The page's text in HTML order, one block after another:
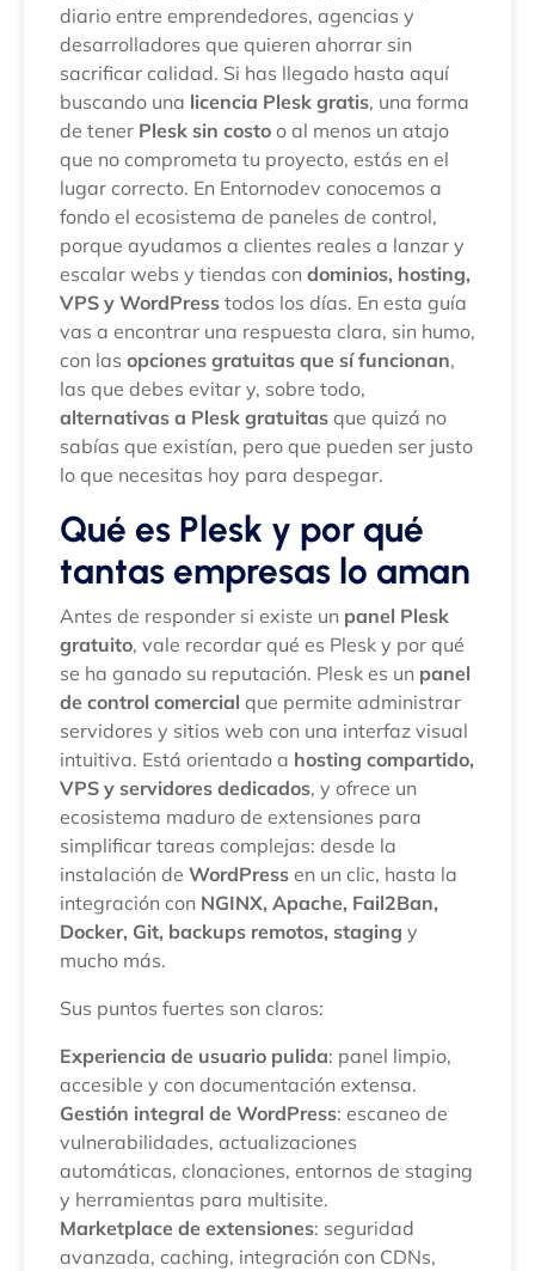
diario entre emprendedores, agencias y
desarrolladores que quieren ahorrar sin
sacrificar calidad. Si has llegado hasta aquí
buscando una licencia Plesk gratis, una forma
de tener Plesk sin costo o al menos un atajo
que no comprometa tu proyecto, estás en el
lugar correcto. En Entornodev conocemos a
fondo el ecosistema de paneles de control,
porque ayudamos a clientes reales a lanzar y
escalar webs y tiendas con dominios, hosting,
VPS y WordPress todos los días. En esta guía
vas a encontrar una respuesta clara, sin humo,
con las opciones gratuitas que sí funcionan,
las que debes evitar y, sobre todo,
alternativas a Plesk gratuitas que quizá no
sabías que existían, pero que pueden ser justo
lo que necesitas hoy para despegar.
Qué es Plesk y por qué
tantas empresas lo aman
Antes de responder si existe un panel Plesk
gratuito, vale recordar qué es Plesk y por qué
se ha ganado su reputación. Plesk es un panel
de control comercial que permite administrar
servidores y sitios web con una interfaz visual
intuitiva. Está orientado a hosting compartido,
VPS y servidores dedicados, y ofrece un
ecosistema maduro de extensiones para
simplificar tareas complejas: desde la
instalación de WordPress en un clic, hasta la
integración con NGINX, Apache, Fail2Ban,
Docker, Git, backups remotos, staging y
mucho más.
Sus puntos fuertes son claros:
Experiencia de usuario pulida: panel limpio,
accesible y con documentación extensa.
Gestión integral de WordPress: escaneo de
vulnerabilidades, actualizaciones
automáticas, clonaciones, entornos de staging
y herramientas para multisite.
Marketplace de extensiones: seguridad
avanzada, caching, integración con CDNs,